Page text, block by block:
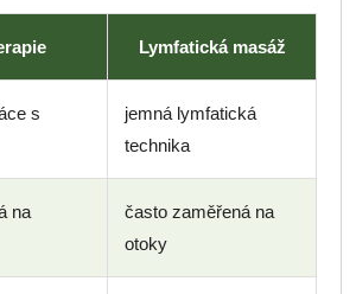
Lymfatická masáž
s
jemná lymfatická
technika
na
často zaměřená na
otoky